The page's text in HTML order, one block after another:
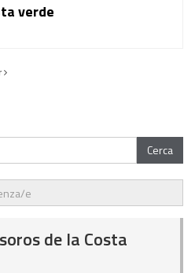
verde
Cerca
de la Costa